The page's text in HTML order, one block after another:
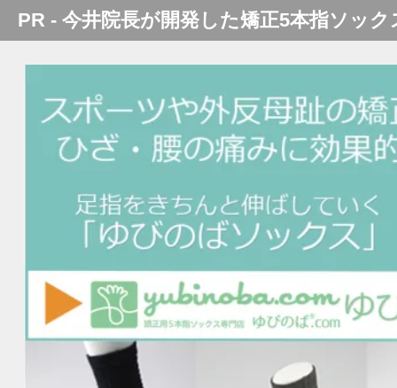
PR - 今井院長が開発した矯正5本指ソック